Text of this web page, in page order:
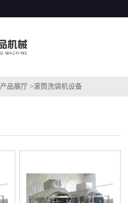
产品展厅 >滚筒洗袋机设备